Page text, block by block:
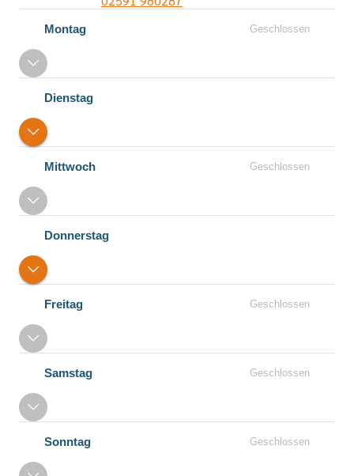
Montag Geschlossen
Dienstag
Mittwoch Geschlossen
Donnerstag
Freitag Geschlossen
Samstag Geschlossen
Sonntag Geschlossen